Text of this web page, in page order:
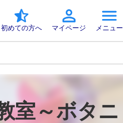
初めての方へ マイページ メニュー
室～ボタニ